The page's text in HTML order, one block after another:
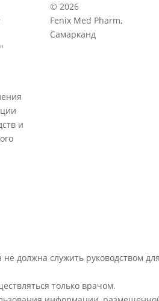
и
© 2026
Fenix Med Pharm,
Самарканд
должна служить руководством для
только врачом.